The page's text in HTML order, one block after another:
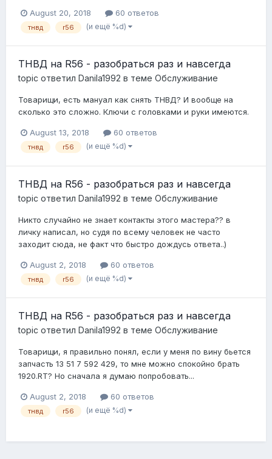
August 20, 2018 60 ответов
тнвд r56 (и ещё %d)
ТНВД на R56 - разобраться раз и навсегда
topic ответил Danila1992 в теме Обслуживание
Товарищи, есть мануал как снять ТНВД? И вообще на
сколько это сложно. Ключи с головками и руки имеются.
August 13, 2018 60 ответов
тнвд r56 (и ещё %d)
ТНВД на R56 - разобраться раз и навсегда
topic ответил Danila1992 в теме Обслуживание
Никто случайно не знает контакты этого мастера?? в
личку написал, но судя по всему человек не часто
заходит сюда, не факт что быстро дождусь ответа..)
August 2, 2018 60 ответов
тнвд r56 (и ещё %d)
ТНВД на R56 - разобраться раз и навсегда
topic ответил Danila1992 в теме Обслуживание
Товарищи, я правильно понял, если у меня по вину бьется
запчасть 13 51 7 592 429, то мне можно спокойно брать
1920.RT? Но сначала я думаю попробовать...
August 2, 2018 60 ответов
тнвд r56 (и ещё %d)